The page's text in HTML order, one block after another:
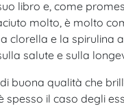
libro e, come
molto, è molto
clorella e la spirulina
salute e sulla
buona qualità che
spesso il caso degli